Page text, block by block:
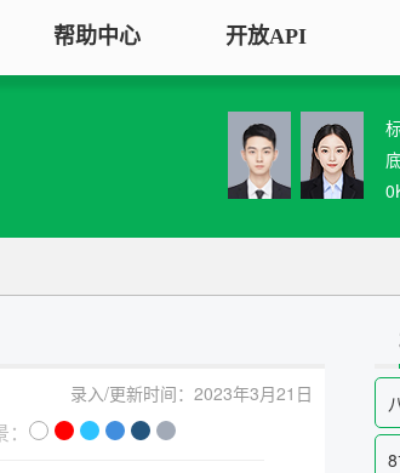
| 全程报名
证件照采集系
全国中小学
银行社保卡
退役军人优
（DPI/PPI）
单位，如毫米、
证件
将单张
用于打印
常用
A3/A4/
帮助中心 开放API
录入/更新时间：2023年3月21日